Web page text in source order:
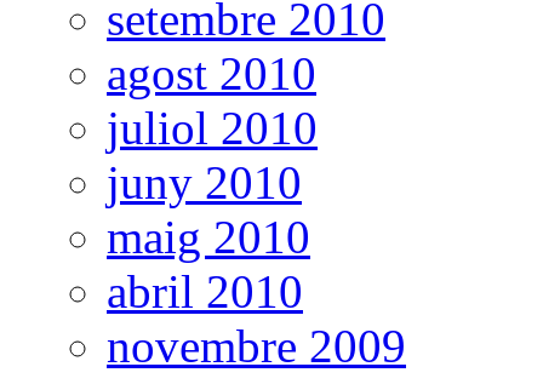
setembre 2010
agost 2010
juliol 2010
juny 2010
maig 2010
abril 2010
novembre 2009